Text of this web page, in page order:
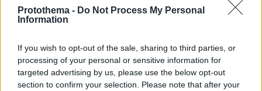
Protothema - Do Not Process My Personal
Information
If you wish to opt-out of the sale, sharing to third parties, or
processing of your personal or sensitive information for
targeted advertising by us, please use the below opt-out
section to confirm your selection. Please note that after your
Ζεσταίνονται τα κατοικίδια πτηνά; Δείτε πώς θα τα
κρατήσετε δροσερά
«Η αεροπορική ισχύς έχει όρια»: Ο κορυφαίος
στρατηγός του Τραμπ «ψάχνει έξοδο» από τον πόλεμο
με το Ιράν, λέει το CNN
πριν μία ώρα